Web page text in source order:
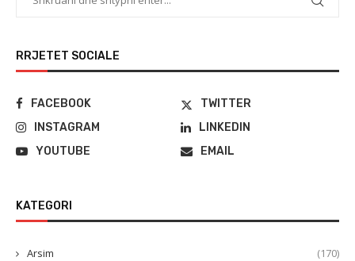
RRJETET SOCIALE
FACEBOOK
TWITTER
INSTAGRAM
LINKEDIN
YOUTUBE
EMAIL
KATEGORI
Arsim (170)